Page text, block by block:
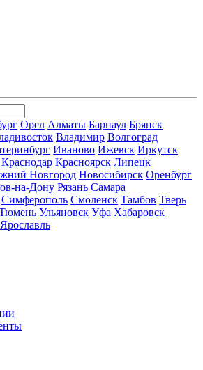
Орел Алматы Барнаул Брянск
Владимир Волгоград
Иваново Ижевск Иркутск
Краснодар Красноярск Липецк
Новгород Новосибирск Оренбург
на-Дону Рязань Самара
Симферополь Смоленск Тамбов Тверь
Ульяновск Уфа Хабаровск
Ярославль